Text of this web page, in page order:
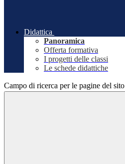
Didattica
Panoramica
Offerta formativa
I progetti delle classi
Le schede didattiche
Campo di ricerca per le pagine del sito